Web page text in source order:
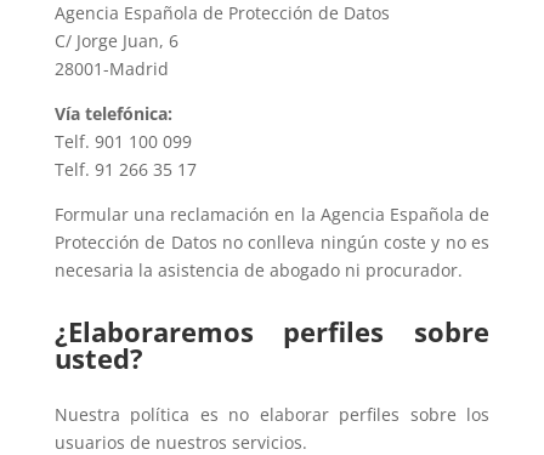
Agencia Española de Protección de Datos
C/ Jorge Juan, 6
28001-Madrid
Vía telefónica:
Telf. 901 100 099
Telf. 91 266 35 17
Formular una reclamación en la Agencia Española de
Protección de Datos no conlleva ningún coste y no es
necesaria la asistencia de abogado ni procurador.
¿Elaboraremos perfiles sobre
usted?
Nuestra política es no elaborar perfiles sobre los
usuarios de nuestros servicios.